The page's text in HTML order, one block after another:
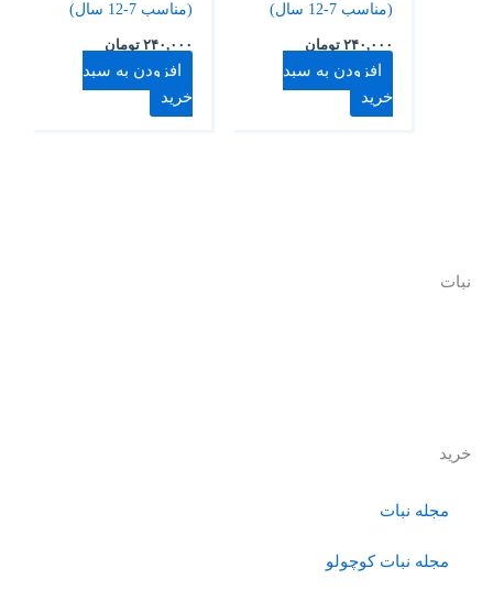
(مناسب 7-12 سال)
۲۴۰,۰۰۰ تومان
افزودن به سبد
خرید
(مناسب 7-12 سال)
۲۴۰,۰۰۰ تومان
افزودن به سبد
خرید
نبات
خرید
مجله نبات
مجله نبات کوچولو